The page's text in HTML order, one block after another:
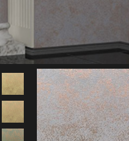
0
Посмотреть
закладки